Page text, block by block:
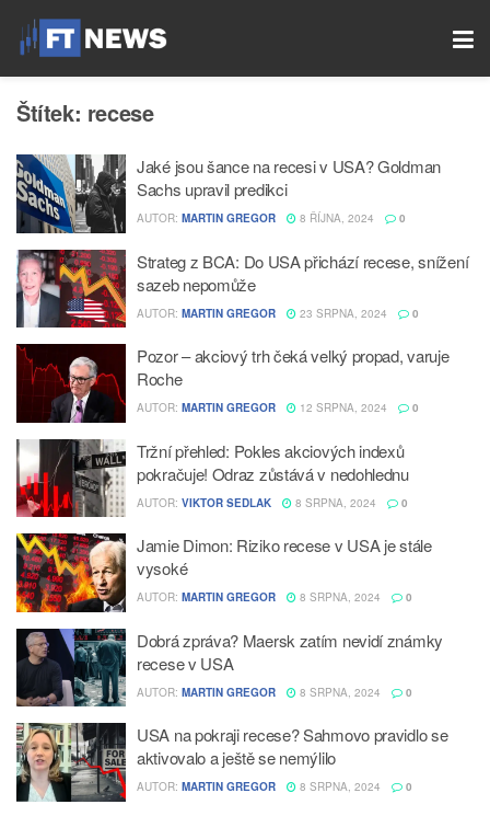
Štítek: recese
Jaké jsou šance na recesi v USA? Goldman
Sachs upravil predikci
AUTOR: MARTIN GREGOR 8 ŘÍJNA, 2024 0
Strateg z BCA: Do USA přichází recese, snížení
sazeb nepomůže
AUTOR: MARTIN GREGOR 23 SRPNA, 2024 0
Pozor – akciový trh čeká velký propad, varuje
Roche
AUTOR: MARTIN GREGOR 12 SRPNA, 2024 0
Tržní přehled: Pokles akciových indexů
pokračuje! Odraz zůstává v nedohlednu
AUTOR: VIKTOR SEDLAK 8 SRPNA, 2024 0
Jamie Dimon: Riziko recese v USA je stále
vysoké
AUTOR: MARTIN GREGOR 8 SRPNA, 2024 0
Dobrá zpráva? Maersk zatím nevidí známky
recese v USA
AUTOR: MARTIN GREGOR 8 SRPNA, 2024 0
USA na pokraji recese? Sahmovo pravidlo se
aktivovalo a ještě se nemýlilo
AUTOR: MARTIN GREGOR 8 SRPNA, 2024 0